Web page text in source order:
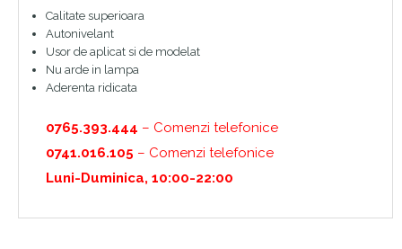
Calitate superioara
Autonivelant
Usor de aplicat si de modelat
Nu arde in lampa
Aderenta ridicata
0765.393.444 – Comenzi telefonice
0741.016.105 – Comenzi telefonice
Luni-Duminica, 10:00-22:00